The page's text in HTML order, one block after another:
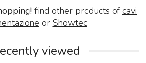
find other products of cavi
or Showtec
viewed